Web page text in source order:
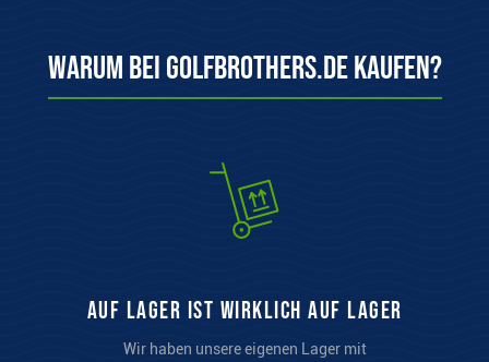
Warum bei Golfbrothers.de kaufen?
auf Lager ist wirklich auf Lager
Wir haben unsere eigenen Lager mit